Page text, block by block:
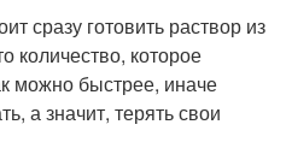
сразу готовить раствор из
количество, которое
можно быстрее, иначе
а значит, терять свои